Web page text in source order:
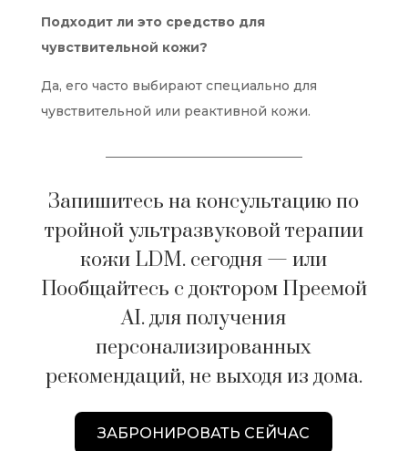
Подходит ли это средство для
чувствительной кожи?
Да, его часто выбирают специально для
чувствительной или реактивной кожи.
Запишитесь на консультацию по
тройной ультразвуковой терапии
кожи LDM. сегодня — или
Пообщайтесь с доктором Преемой
AI.для получения
персонализированных
рекомендаций, не выходя из дома.
ЗАБРОНИРОВАТЬ СЕЙЧАС